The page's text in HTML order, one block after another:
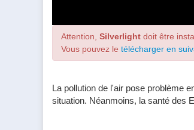
Attention, Silverlight doit être
Vous pouvez le télécharger en
La pollution de l'air pose problème
situation. Néanmoins, la santé des